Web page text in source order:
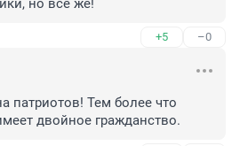
но всё же!
+5 –0
патриотов! Тем более что
двойное гражданство.